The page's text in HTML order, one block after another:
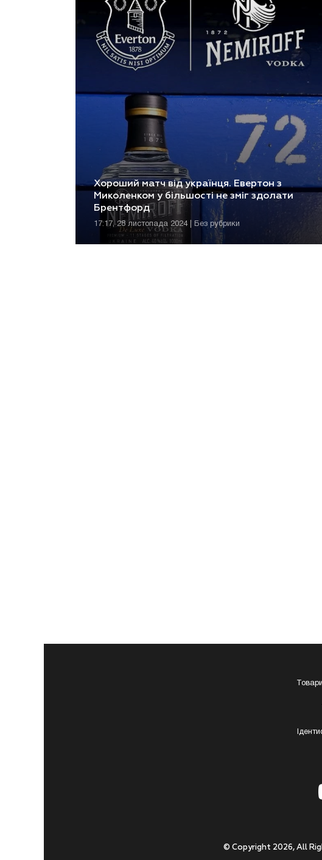
Хороший матч від українця. Евертон з
Миколенком у більшості не зміг здолати
Брентфорд
17:17, 28 листопада 2024 | Без рубрики
© Copyright 2026, All